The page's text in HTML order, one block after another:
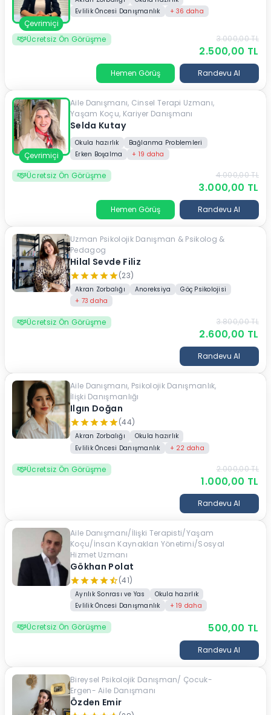
Çevrimiçi
Evlilik Öncesi Danışmanlık
+ 36 daha
Ücretsiz Ön Görüşme 3.000,00TL
2.500,00 TL
Hemen Görüş Randevu Al
Çevrimiçi
Selda Kutay
Aile Danışmanı, Cinsel Terapi Uzmanı,
Yaşam Koçu, Kariyer Danışmanı
Okula hazırlık
Bağlanma Problemleri
Erken Boşalma
+ 19 daha
Ücretsiz Ön Görüşme 4.000,00TL
3.000,00 TL
Hemen Görüş Randevu Al
Hilal Sevde Filiz
Uzman Psikolojik Danışman & Psikolog &
Pedagog
(23)
Akran Zorbalığı Anoreksiya
Göç Psikolojisi
+ 73 daha
Ücretsiz Ön Görüşme 3.800,00TL
2.600,00 TL
Randevu Al
Ilgın Doğan
Aile Danışmanı, Psikolojik Danışmanlık,
İlişki Danışmanlığı
(44)
Akran Zorbalığı
Okula hazırlık
Evlilik Öncesi Danışmanlık
+ 22 daha
Ücretsiz Ön Görüşme 2.000,00TL
1.000,00 TL
Randevu Al
Gökhan Polat
Aile Danışmanı/İlişki Terapisti/Yaşam
Koçu/İnsan Kaynakları Yönetimi/Sosyal
Hizmet Uzmanı
(41)
Ayrılık Sonrası ve Yas
Okula hazırlık
Evlilik Öncesi Danışmanlık
+ 19 daha
Ücretsiz Ön Görüşme 500,00 TL
Randevu Al
Özden Emir
Bireysel Psikolojik Danışman/ Çocuk-
Ergen- Aile Danışmanı